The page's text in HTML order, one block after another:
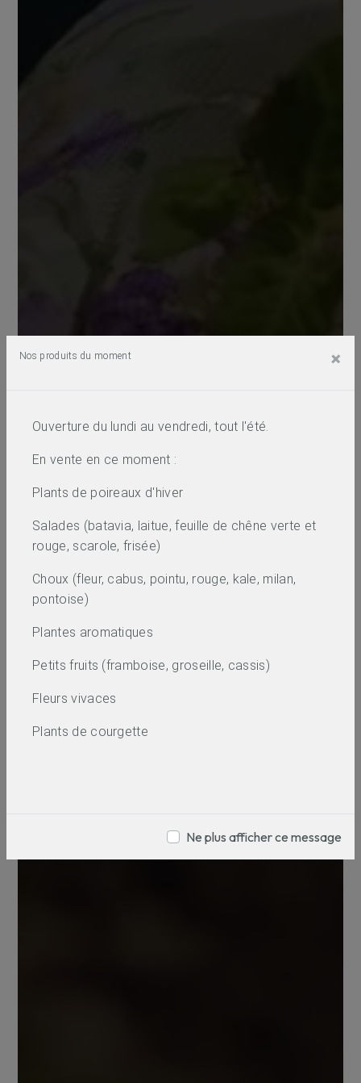
Nos produits du moment ×
Ouverture du lundi au vendredi, tout l'été.
En vente en ce moment :
Plants de poireaux d'hiver
Salades (batavia, laitue, feuille de chêne verte et
rouge, scarole, frisée)
Choux (fleur, cabus, pointu, rouge, kale, milan,
pontoise)
Plantes aromatiques
Petits fruits (framboise, groseille, cassis)
Fleurs vivaces
Plants de courgette
Ne plus afficher ce message